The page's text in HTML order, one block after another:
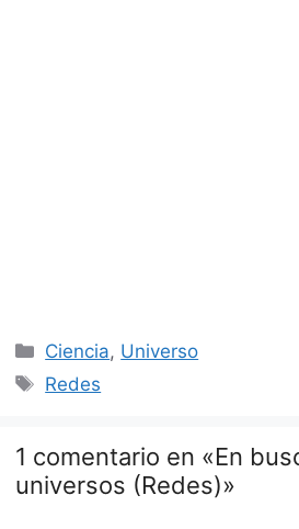
Categorías
Ciencia, Universo
Etiquetas
Redes
1 comentario en «En
universos (Redes)»